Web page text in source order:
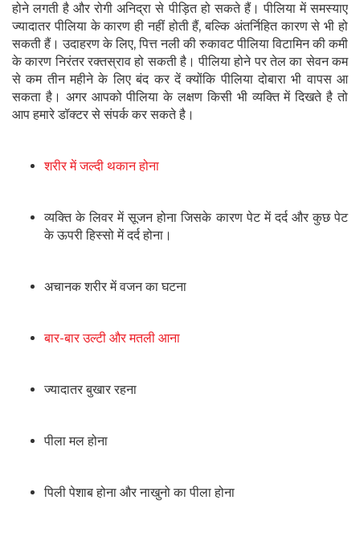
होने लगती है और रोगी अनिद्रा से पीड़ित हो सकते हैं। पीलिया में समस्याए
ज्यादातर पीलिया के कारण ही नहीं होती हैं, बल्कि अंतर्निहित कारण से भी हो
सकती हैं। उदाहरण के लिए, पित्त नली की रुकावट पीलिया विटामिन की कमी
के कारण निरंतर रक्तस्राव हो सकती है। पीलिया होने पर तेल का सेवन कम
से कम तीन महीने के लिए बंद कर दें क्योंकि पीलिया दोबारा भी वापस आ
सकता है। अगर आपको पीलिया के लक्षण किसी भी व्यक्ति में दिखते है तो
आप हमारे डॉक्टर से संपर्क कर सकते है।
शरीर में जल्दी थकान होना
व्यक्ति के लिवर में सूजन होना जिसके कारण पेट में दर्द और कुछ पेट
के ऊपरी हिस्सो में दर्द होना।
अचानक शरीर में वजन का घटना
बार-बार उल्टी और मतली आना
ज्यादातर बुखार रहना
पीला मल होना
पिली पेशाब होना और नाखुनो का पीला होना